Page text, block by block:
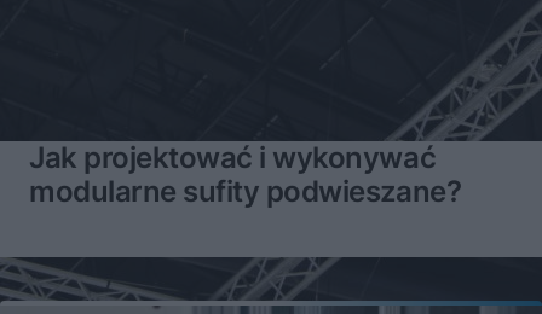
Jak projektować i wykonywać
modularne sufity podwieszane?